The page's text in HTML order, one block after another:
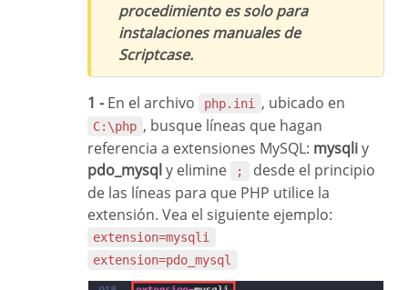
procedimiento es solo para
instalaciones manuales de
Scriptcase.
1 -En el archivo php.ini , ubicado en
C:\php , busque líneas que hagan
referencia a extensiones MySQL: mysqliy
pdo_mysql y elimine ;
desde el principio
de las líneas para que PHP utilice la
extensión. Vea el siguiente ejemplo:
extension=mysqli
extension=pdo_mysql